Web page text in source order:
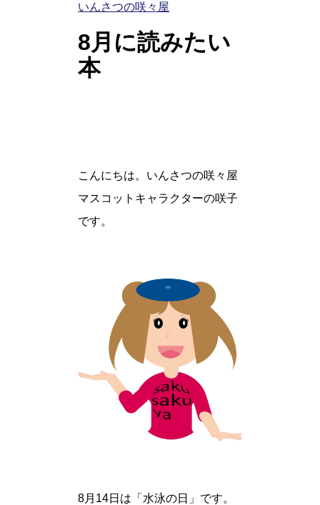
いんさつの咲々屋
8月に読みたい
本
こんにちは。いんさつの咲々屋
マスコットキャラクターの咲子
です。
8月14日は「水泳の日」です。